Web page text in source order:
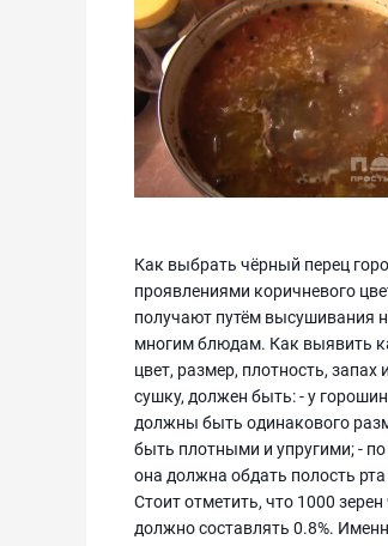
Как выбрать чёрный перец
проявлениями коричневого
получают путём высушивания
многим блюдам. Как выявить
цвет, размер, плотность,
сушку, должен быть: - у
должны быть одинакового
быть плотными и упругими; -
она должна обдать полость
Стоит отметить, что 1000
должно составлять 0.8%.